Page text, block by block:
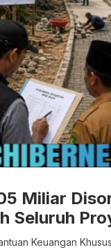
Miliar
Seluruh
Keuangan